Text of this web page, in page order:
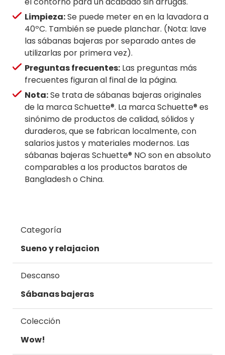
Limpieza:Se puede meter en en la lavadora a
40ºC. También se puede planchar. (Nota: lave
las sábanas bajeras por separado antes de
utilizarlas por primera vez).
Preguntas frecuentes: Las preguntas más
frecuentes figuran al final de la página.
Nota:Se trata de sábanas bajeras originales
de la marca Schuette®. La marca Schuette® es
sinónimo de productos de calidad, sólidos y
duraderos, que se fabrican localmente, con
salarios justos y materiales modernos. Las
sábanas bajeras Schuette® NO son en absoluto
comparables a los productos baratos de
Bangladesh o China.
Categoría
Sueno y relajacion
Descanso
Sábanas bajeras
Colección
Wow!